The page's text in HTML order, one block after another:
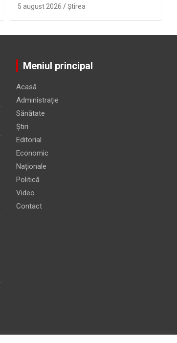
5 august 2026 Ştirea
Meniul principal
Acasă
Administrație
Sănătate
Știri
Editorial
Economic
Naționale
Politică
Video
Contact